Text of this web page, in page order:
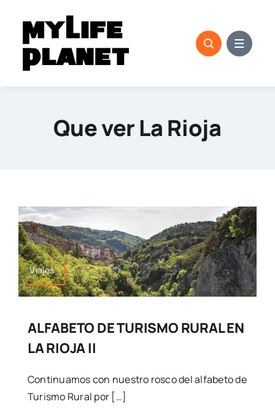
contenido
Que ver La Rioja
Viajes
ALFABETO DE TURISMO RURAL EN
LA RIOJA II
Continuamos con nuestro rosco del alfabeto de
Turismo Rural por […]